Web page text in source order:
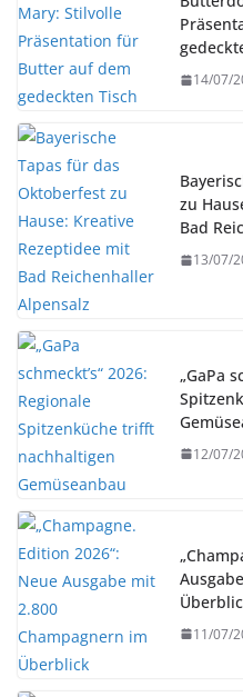
14/07/
zu
Bad
13/07/
„GaPa
12/07/
11/07/